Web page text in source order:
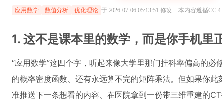
应用数学 数值分析 优化理论 于 2026-07-06 05:13:51 修改· 本内容遵循CC
1. 这不是课本里的数学，而是你手机里
“应用数学”这四个字，听起来像大学里那门挂科率偏高的
的概率密度函数、还有永远算不完的矩阵乘法。但如果你
准推送下一条想看的内容、在医院拿到一份带三维重建的